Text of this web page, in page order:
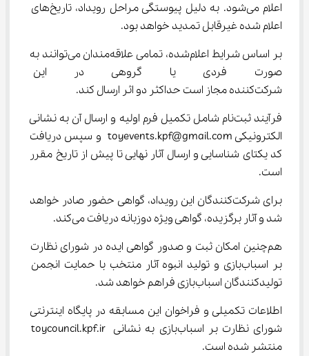
اعلام می‌شود. به دلیل پیوستگی مراحل رویداد، تاریخ‌های
اعلام شده غیرقابل تمدید خواهد بود.
بر اساس شرایط اعلام‌شده، تمامی علاقه‌مندان می‌توانند به
صورت فردی یا گروهی در این
شرکت‌کننده مجاز است حداکثر دو اثر ارسال کند.
فرآیند ثبت‌نام شامل تکمیل فرم اولیه و ارسال آن به نشانی
الکترونیکی toyevents.kpf@gmail.com و سپس دریافت
کد یکتای شناسایی و ارسال آثار نهایی تا پیش از تاریخ مقرر
است.
برای شرکت‌کنندگان این رویداد، گواهی حضور صادر خواهد
شد و آثار برگزیده، گواهی ویژه دوزبانه دریافت می‌کند.
هم‌چنین امکان ثبت و صدور گواهی ایده در شورای نظارت
بر اسباب‌بازی و تولید انبوه آثار منتخب با حمایت انجمن
تولیدکنندگان اسباب‌بازی فراهم خواهد شد.
اطلاعات تکمیلی و فراخوان این مسابقه در پایگاه اینترنتی
شورای نظارت بر اسباب‌بازی به نشانی toycouncil.kpf.ir
منتشر شده است.